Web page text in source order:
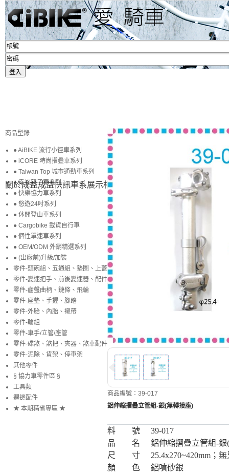
關於成益成益快訊車系展示相簿賞圖 賞車購車
商品編號：39-017
鋁伸縮摺疊立管組-銀(無轉接座)
料 號
39-017
品 名
鋁伸縮摺疊立管組-銀
尺 寸
25.4x270~420mm；
顏 色
鋁噴砂銀
商品型錄
● AiBIKE 流行小徑車系列
● iCORE 時尚摺疊車系列
● Taiwan Top 城市通勤車系列
● 幸福親子車系列
● 快樂協力車系列
● 悠遊24吋系列
● 休閒登山車系列
● Cargobike 載貨自行車
● 個性單速車系列
● OEM/ODM 外銷精選系列
● (出廠前)升級/加裝
零件-頭碗組、五通組、墊圈、上蓋
零件-變速把手、前後變速器、配件
零件-齒盤曲柄、鏈條、飛輪
零件-座墊、手握、腳踏
零件-外胎、內胎、襯帶
零件-輪組
零件-車手/立管/座管
零件-碟煞、煞把、夾器、煞車配件
零件-泥除、貨架、停車架
其他零件
§ 協力車零件區 §
工具類
週邊配件
★ 本期精省專區 ★